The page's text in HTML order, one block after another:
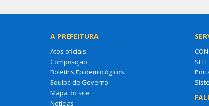
A PREFEITURA
Atos oficiais
Composição
Boletins Epidemiológicos
Equipe de Governo
Mapa do site
Notícias